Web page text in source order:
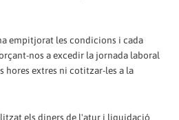
empitjorat les condicions i cada
nos a excedir la jornada laboral
hores extres ni cotitzar-les a la
els diners de l'atur i liquidació